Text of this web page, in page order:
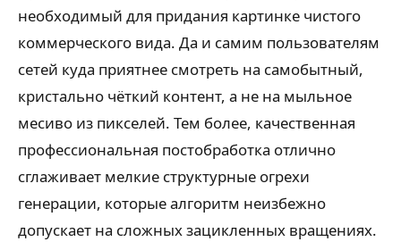
необходимый для придания картинке чистого
коммерческого вида. Да и самим пользователям
сетей куда приятнее смотреть на самобытный,
кристально чёткий контент, а не на мыльное
месиво из пикселей. Тем более, качественная
профессиональная постобработка отлично
сглаживает мелкие структурные огрехи
генерации, которые алгоритм неизбежно
допускает на сложных зацикленных вращениях.